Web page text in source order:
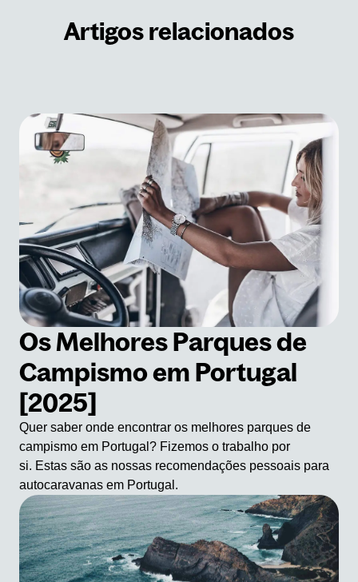
Artigos relacionados
Os Melhores Parques de
Campismo em Portugal
[2025]
Quer saber onde encontrar os melhores parques de
campismo em Portugal? Fizemos o trabalho por
si. Estas são as nossas recomendações pessoais para
autocaravanas em Portugal.